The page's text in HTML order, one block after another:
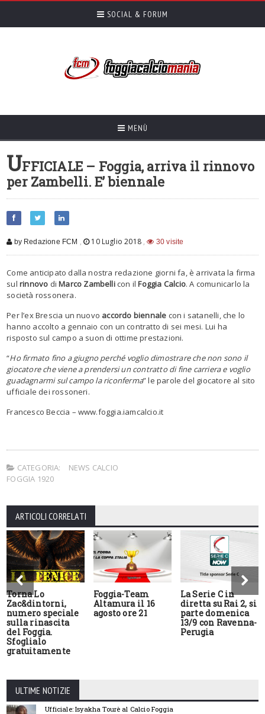
SOCIAL & FORUM
MENÙ
UFFICIALE – Foggia, arriva il rinnovo
per Zambelli. E’ biennale
by Redazione FCM , 10 Luglio 2018 , 30 visite
Come anticipato dalla nostra redazione giorni fa, è arrivata la firma
sul rinnovo diMarco Zambellicon ilFoggia Calcio. A comunicarlo la
società rossonera.
Per l’ex Brescia un nuovo accordo biennale con i satanelli, che lo
hanno accolto a gennaio con un contratto di sei mesi. Lui ha
risposto sul campo a suon di ottime prestazioni.
“Ho firmato fino a giugno perché voglio dimostrare che non sono il
giocatore che viene a prendersi un contratto di fine carriera e voglio
guadagnarmi sul campo la riconferma” le parole del giocatore al sito
ufficiale dei rossoneri.
Francesco Beccia – www.foggia.iamcalcio.it
CATEGORIA:
NEWS CALCIO
FOGGIA 1920
ARTICOLI CORRELATI
Torna Lo
Zac&dintorni,
numero speciale
sulla rinascita
del Foggia.
Sfoglialo
gratuitamente
Foggia-Team
Altamura il 16
agosto ore 21
La Serie C in
diretta su Rai 2, si
parte domenica
13/9 con Ravenna-
Perugia
ULTIME NOTIZIE
Ufficiale: Isyakha Tourè al Calcio Foggia